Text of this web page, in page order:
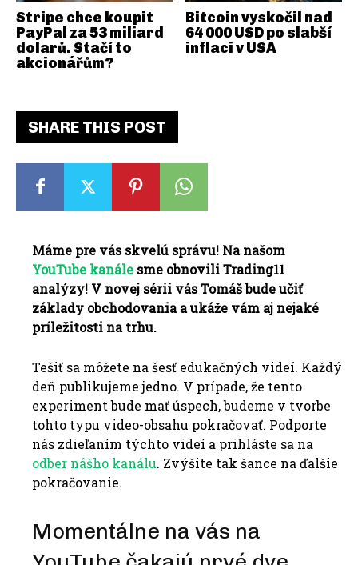
SHARE THIS POST
Máme pre vás skvelú správu! Na našom
YouTube kanále sme obnovili Trading11
analýzy! V novej sérii vás Tomáš bude učiť
základy obchodovania a ukáže vám aj nejaké
príležitosti na trhu.
Tešiť sa môžete na šesť edukačných videí. Každý
deň publikujeme jedno. V prípade, že tento
experiment bude mať úspech, budeme v tvorbe
tohto typu video-obsahu pokračovať. Podporte
nás zdieľaním týchto videí a prihláste sa na
odber nášho kanálu. Zvýšite tak šance na ďalšie
pokračovanie.
Momentálne na vás na
Stripe chce koupit
PayPal za 53 miliard
dolarů. Stačí to
akcionářům?
Bitcoin vyskočil nad
64 000 USD po slabší
inflaci v USA